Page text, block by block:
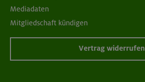
Mediadaten
Mitgliedschaft kündigen
Vertrag widerrufen